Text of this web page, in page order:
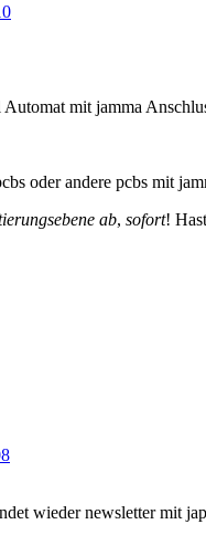
mit jamma
oder andere pcbs mit
ab, sofort!
wieder newsletter mit